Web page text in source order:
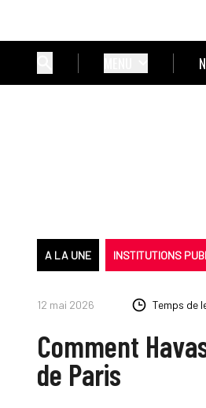
A LA UNE INSTITUTIONS
12 mai 2026 Temps de
Comment
de Paris